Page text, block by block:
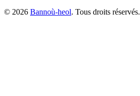
© 2026 Bannoù-heol. Tous droits réservés.